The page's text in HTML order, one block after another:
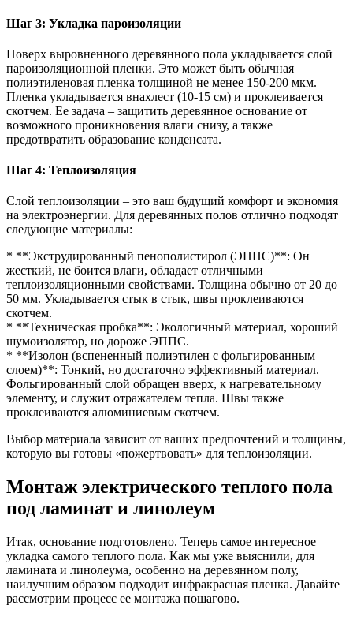
Шаг 3: Укладка пароизоляции
Поверх выровненного деревянного пола укладывается слой
пароизоляционной пленки. Это может быть обычная
полиэтиленовая пленка толщиной не менее 150-200 мкм.
Пленка укладывается внахлест (10-15 см) и проклеивается
скотчем. Ее задача – защитить деревянное основание от
возможного проникновения влаги снизу, а также
предотвратить образование конденсата.
Шаг 4: Теплоизоляция
Слой теплоизоляции – это ваш будущий комфорт и экономия
на электроэнергии. Для деревянных полов отлично подходят
следующие материалы:
* **Экструдированный пенополистирол (ЭППС)**: Он
жесткий, не боится влаги, обладает отличными
теплоизоляционными свойствами. Толщина обычно от 20 до
50 мм. Укладывается стык в стык, швы проклеиваются
скотчем.
* **Техническая пробка**: Экологичный материал, хороший
шумоизолятор, но дороже ЭППС.
* **Изолон (вспененный полиэтилен с фольгированным
слоем)**: Тонкий, но достаточно эффективный материал.
Фольгированный слой обращен вверх, к нагревательному
элементу, и служит отражателем тепла. Швы также
проклеиваются алюминиевым скотчем.
Выбор материала зависит от ваших предпочтений и толщины,
которую вы готовы «пожертвовать» для теплоизоляции.
Монтаж электрического теплого пола
под ламинат и линолеум
Итак, основание подготовлено. Теперь самое интересное –
укладка самого теплого пола. Как мы уже выяснили, для
ламината и линолеума, особенно на деревянном полу,
наилучшим образом подходит инфракрасная пленка. Давайте
рассмотрим процесс ее монтажа пошагово.